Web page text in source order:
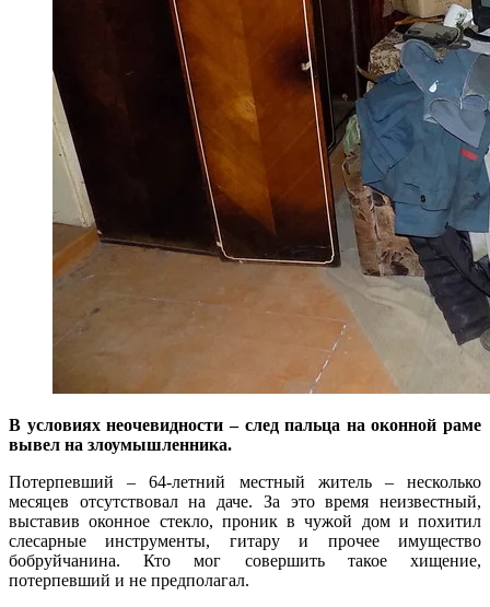
В условиях неочевидности – след пальца на оконной раме
вывел на злоумышленника.
Потерпевший – 64-летний местный житель – несколько
месяцев отсутствовал на даче. За это время неизвестный,
выставив оконное стекло, проник в чужой дом и похитил
слесарные инструменты, гитару и прочее имущество
бобруйчанина. Кто мог совершить такое хищение,
потерпевший и не предполагал.